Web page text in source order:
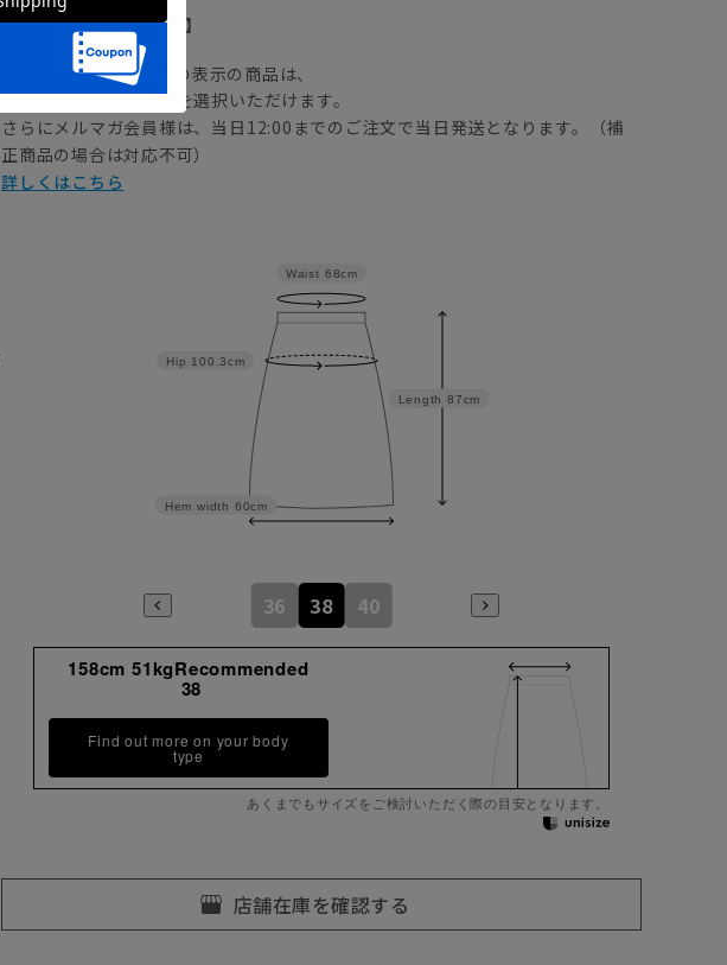
【 アイコンについて】
の表示の商品は、
注文画面でお急ぎ発送を選択いただけます。
さらにメルマガ会員様は、当日12:00までのご注文で当日発送となります。（補
正商品の場合は対応不可）
詳しくはこちら
Length 87cm
Hem width 60cm
Hip 100.3cm
Waist 68cm
36 38 40
158cm 51kgRecommended
38
Find out more on your body
type
あくまでもサイズをご検討いただく際の目安となります。